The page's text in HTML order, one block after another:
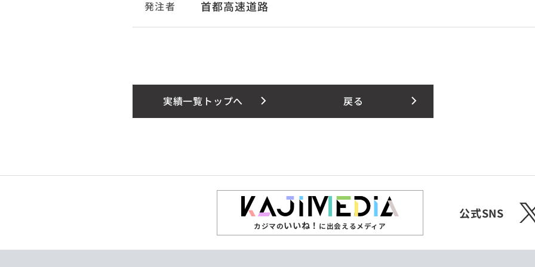
発注者 首都高速道路
実績一覧トップへ 戻る
カジマのいいね！ に出会えるメディア
公式SNS X